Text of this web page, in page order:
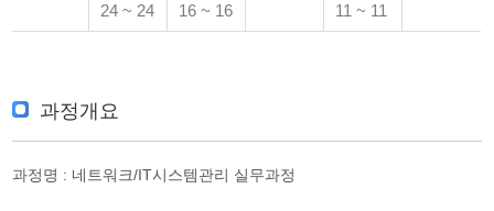
24 ~ 24 16 ~ 16 11 ~ 11
과정개요
과정명 : 네트워크/IT시스템관리 실무과정